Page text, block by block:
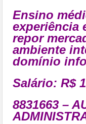
Ensino
experiência
repor
ambiente
domínio
Salário: R$
8831663 –